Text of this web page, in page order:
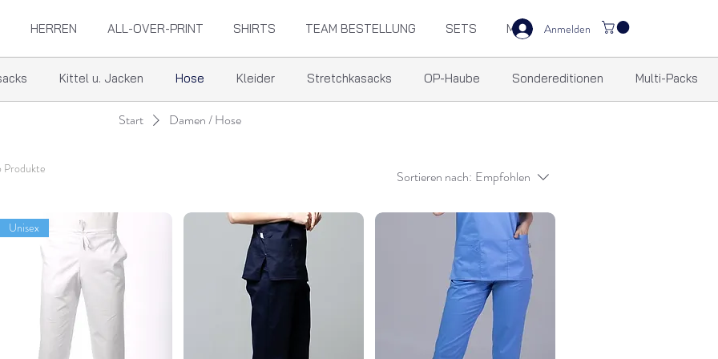
HERREN ALL-OVER-PRINT SHIRTS TEAM BESTELLUNG SETS M Anmelden
Kittel u. Jacken Hose Kleider Stretchkasacks OP-Haube Sondereditionen Multi-Packs
Start Damen / Hose
Produkte Sortieren nach: Empfohlen
Unisex